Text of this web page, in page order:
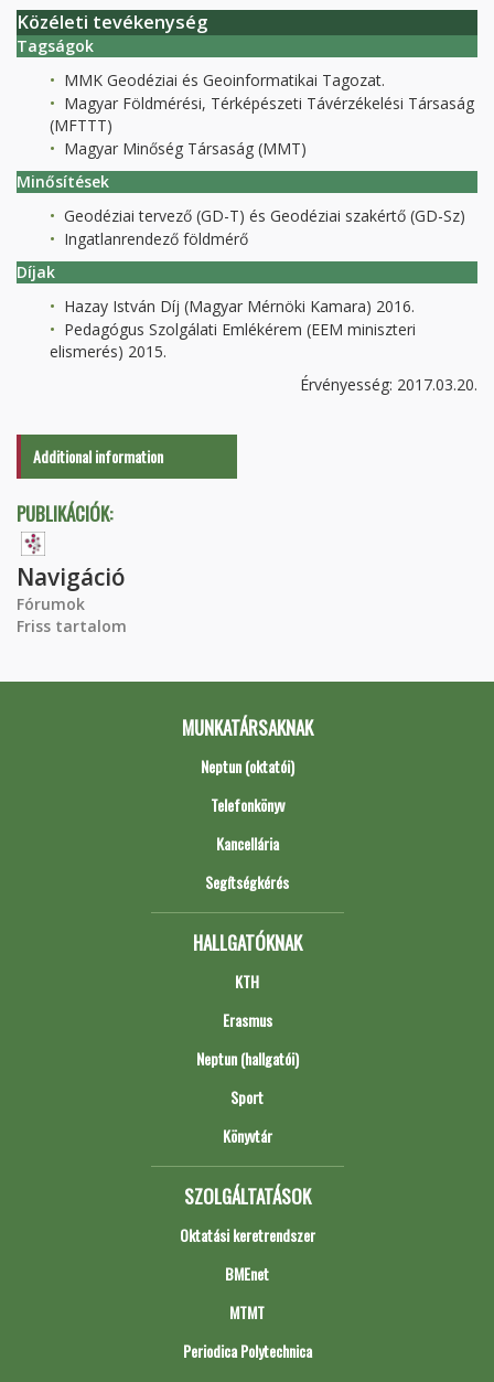
Közéleti tevékenység
Tagságok
MMK Geodéziai és Geoinformatikai Tagozat.
Magyar Földmérési, Térképészeti Távérzékelési Társaság
(MFTTT)
Magyar Minőség Társaság (MMT)
Minősítések
Geodéziai tervező (GD-T) és Geodéziai szakértő (GD-Sz)
Ingatlanrendező földmérő
Díjak
Hazay István Díj (Magyar Mérnöki Kamara) 2016.
Pedagógus Szolgálati Emlékérem (EEM miniszteri
elismerés) 2015.
Érvényesség: 2017.03.20.
Additional information
PUBLIKÁCIÓK:
Navigáció
Fórumok
Friss tartalom
MUNKATÁRSAKNAK
Neptun (oktatói)
Telefonkönyv
Kancellária
Segítségkérés
HALLGATÓKNAK
KTH
Erasmus
Neptun (hallgatói)
Sport
Könyvtár
SZOLGÁLTATÁSOK
Oktatási keretrendszer
BMEnet
MTMT
Periodica Polytechnica